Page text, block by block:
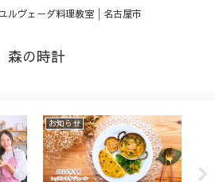
ルヴェーダ料理教室│名古屋市
森の時計
お知らせ